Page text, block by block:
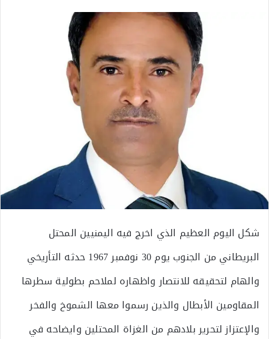
شكل اليوم العظيم الذي اخرج فيه اليمنيين المحتل
البريطاني من الجنوب يوم 30 نوفمبر 1967 حدثه التأريخي
والهام لتحقيقه للانتصار واظهاره لملاحم بطولية سطرها
المقاومين الأبطال والذين رسموا معها الشموخ والفخر
والإعتزاز لتحرير بلادهم من الغزاة المحتلين وايضاحه في